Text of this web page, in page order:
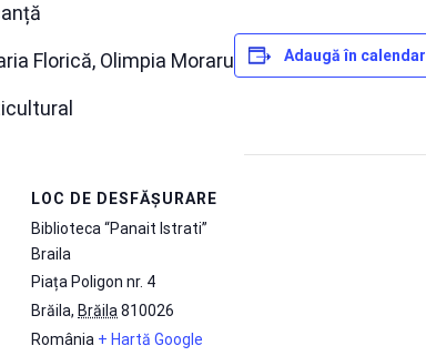
Florică, Olimpia Moraru Adaugă în calendar
LOC DE DESFĂȘURARE
Biblioteca “Panait Istrati”
Braila
Piața Poligon nr. 4
Brăila, Brăila 810026
România + Hartă Google